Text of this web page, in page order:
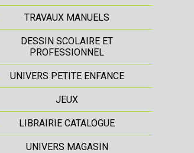
TRAVAUX MANUELS
DESSIN SCOLAIRE ET
PROFESSIONNEL
UNIVERS PETITE ENFANCE
JEUX
LIBRAIRIE CATALOGUE
UNIVERS MAGASIN